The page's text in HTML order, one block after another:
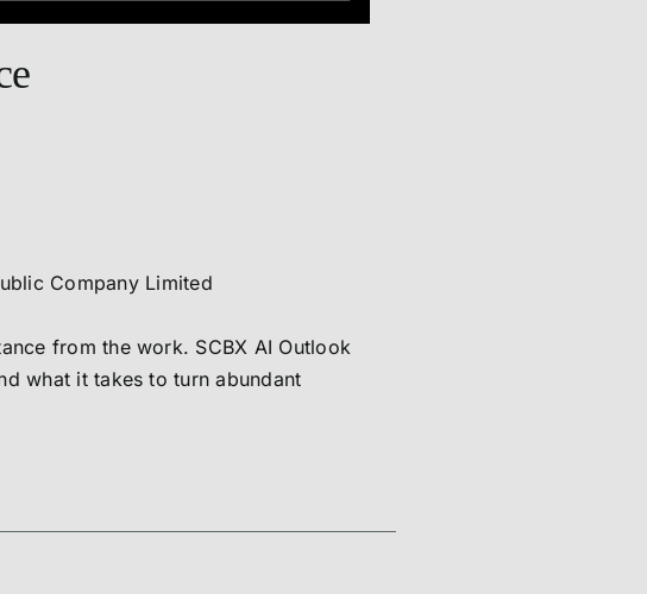
Company Limited
from the work. SCBX AI Outlook
what it takes to turn abundant